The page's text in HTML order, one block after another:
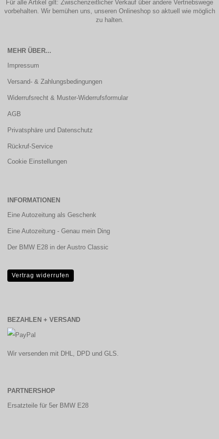
Für alle Artikel gilt: Zwischenzeitlicher Verkauf über andere Vertriebswege
vorbehalten. Wir bemühen uns, unseren Onlineshop so aktuell wie möglich
zu halten.
MEHR ÜBER...
Impressum
Versand- & Zahlungsbedingungen
Widerrufsrecht & Muster-Widerrufsformular
AGB
Privatsphäre und Datenschutz
Rückruf-Service
Cookie Einstellungen
INFORMATIONEN
Eine Autozeitung als Geschenk
Eine Autozeitung - Genau mein Ding
Der BMW E28 in der Austro Classic
Vertrag widerrufen
BEZAHLEN + VERSAND
Wir versenden mit DHL, DPD und GLS.
PARTNERSHOP
Ersatzteile für 5er BMW E28